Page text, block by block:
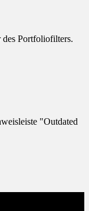
des Portfoliofilters.
"Outdated